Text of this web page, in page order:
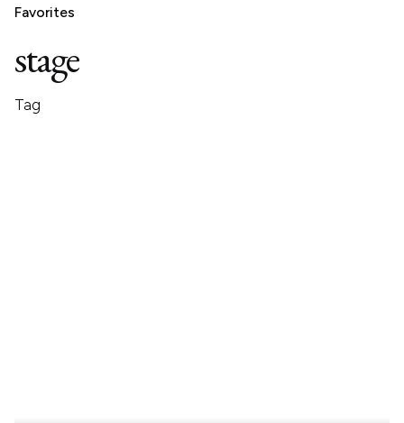
Favorites
stage
Tag